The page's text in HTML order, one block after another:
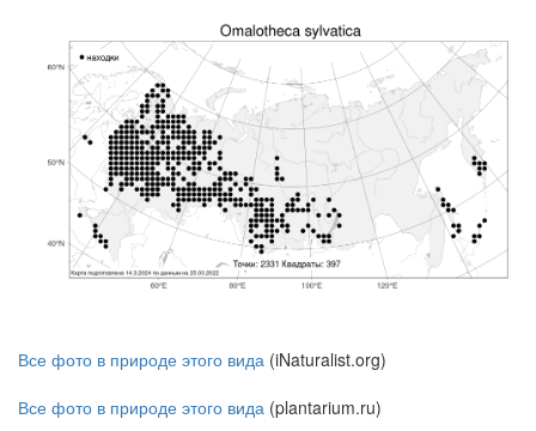
Все фото в природе этого вида (iNaturalist.org)
Все фото в природе этого вида (plantarium.ru)